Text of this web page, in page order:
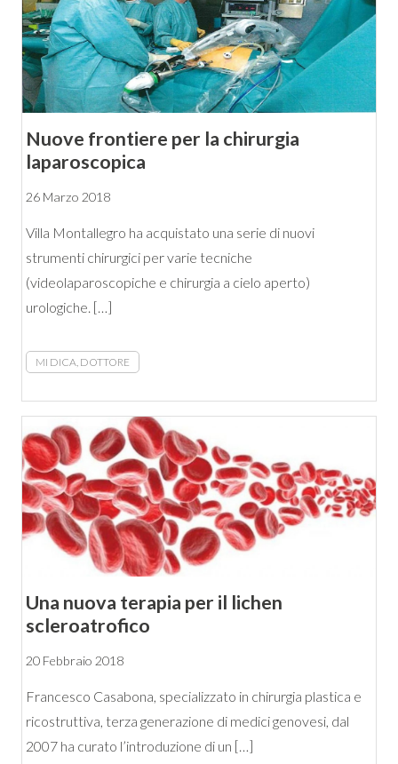
Nuove frontiere per la chirurgia
laparoscopica
26 Marzo 2018
Villa Montallegro ha acquistato una serie di nuovi
strumenti chirurgici per varie tecniche
(videolaparoscopiche e chirurgia a cielo aperto)
urologiche. […]
MI DICA, DOTTORE
Una nuova terapia per il lichen
scleroatrofico
20 Febbraio 2018
Francesco Casabona, specializzato in chirurgia plastica e
ricostruttiva, terza generazione di medici genovesi, dal
2007 ha curato l’introduzione di un […]